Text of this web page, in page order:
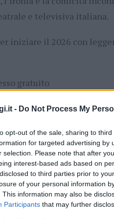
- Do Not Process My
opt-out of the sale, sharing to
for targeted advertising by
selection. Please note that after
interest-based ads based on
to third parties prior to
of your personal information
This information may also be
Participants that may further
e televisiva italiana.
iniziare il 2026 con
gratuito
nazionali?
mesecliccandoqui
nella sezione